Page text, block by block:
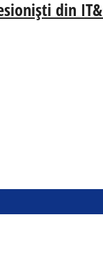
din